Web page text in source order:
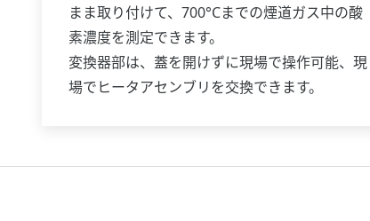
まま取り付けて、700°Cまでの煙道ガス中の酸
素濃度を測定できます。
変換器部は、蓋を開けずに現場で操作可能、現
場でヒータアセンブリを交換できます。